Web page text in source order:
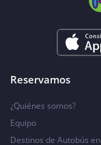
Reservamos
¿Quiénes somos?
Equipo
Destinos de Autobús en